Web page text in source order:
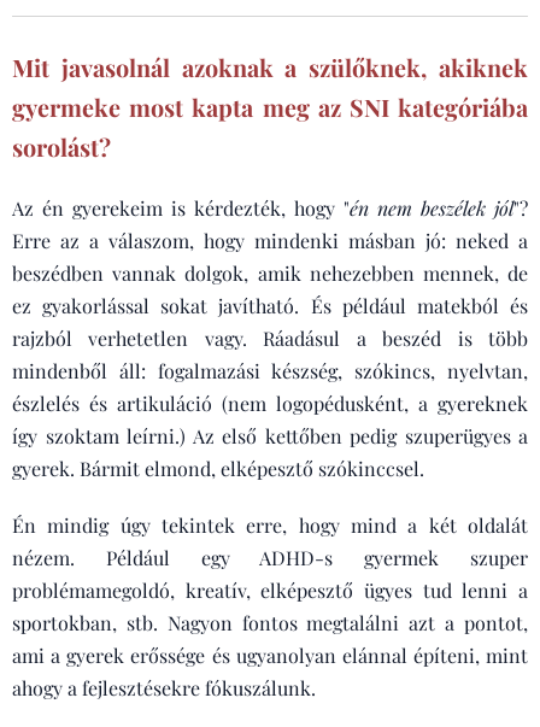
Mit javasolnál azoknak a szülőknek, akiknek
gyermeke most kapta meg az SNI kategóriába
sorolást?
Az én gyerekeim is kérdezték, hogy "én nem beszélek jól"?
Erre az a válaszom, hogy mindenki másban jó: neked a
beszédben vannak dolgok, amik nehezebben mennek, de
ez gyakorlással sokat javítható. És például matekból és
rajzból verhetetlen vagy. Ráadásul a beszéd is több
mindenből áll: fogalmazási készség, szókincs, nyelvtan,
észlelés és artikuláció (nem logopédusként, a gyereknek
így szoktam leírni.) Az első kettőben pedig szuperügyes a
gyerek. Bármit elmond, elképesztő szókinccsel.
Én mindig úgy tekintek erre, hogy mind a két oldalát
nézem. Például egy ADHD-s gyermek szuper
problémamegoldó, kreatív, elképesztő ügyes tud lenni a
sportokban, stb. Nagyon fontos megtalálni azt a pontot,
ami a gyerek erőssége és ugyanolyan elánnal építeni, mint
ahogy a fejlesztésekre fókuszálunk.